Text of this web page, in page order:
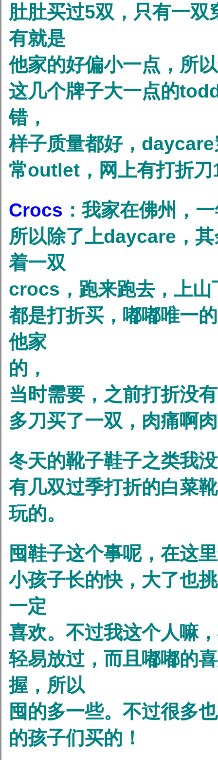
肚肚买过5双，只有一双
有就是
他家的好偏小一点，所
这几个牌子大一点的
错，
样子质量都好，
常outlet，网上有打折刀
Crocs ：我家在佛州，
所以除了上daycare，
着一双
crocs，跑来跑去，上山
都是打折买，嘟嘟唯一
他家
的，
当时需要，之前打折没
多刀买了一双，肉痛啊
冬天的靴子鞋子之类我
有几双过季打折的白菜
玩的。
囤鞋子这个事呢，在这
小孩子长的快，大了也
一定
喜欢。不过我这个人嘛
轻易放过，而且嘟嘟的
握，所以
囤的多一些。不过很多
的孩子们买的！